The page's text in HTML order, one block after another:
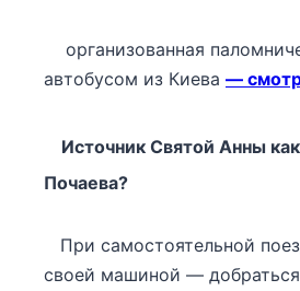
организованная
автобусом из Киева —
Источник Святой Анны
Почаева?
При самостоятельной
своей машиной —